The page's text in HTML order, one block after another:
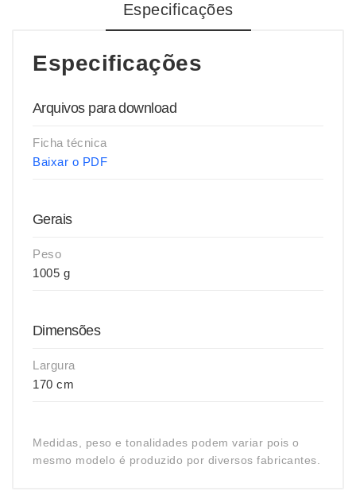
Especificações
Especificações
Arquivos para download
Ficha técnica
Baixar o PDF
Gerais
Peso
1005 g
Dimensões
Largura
170 cm
Medidas, peso e tonalidades podem variar pois o
mesmo modelo é produzido por diversos fabricantes.